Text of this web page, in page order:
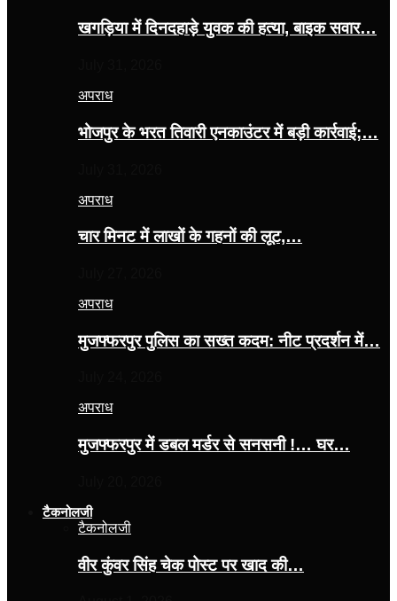
खगड़िया में दिनदहाड़े युवक की हत्या, बाइक सवार…
अपराध
भोजपुर के भरत तिवारी एनकाउंटर में बड़ी कार्रवाई;…
अपराध
चार मिनट में लाखों के गहनों की लूट,…
अपराध
मुजफ्फरपुर पुलिस का सख्त कदम: नीट प्रदर्शन में…
अपराध
मुजफ्फरपुर में डबल मर्डर से सनसनी !… घर…
टैकनोलजी
टैकनोलजी
वीर कुंवर सिंह चेक पोस्ट पर खाद की…